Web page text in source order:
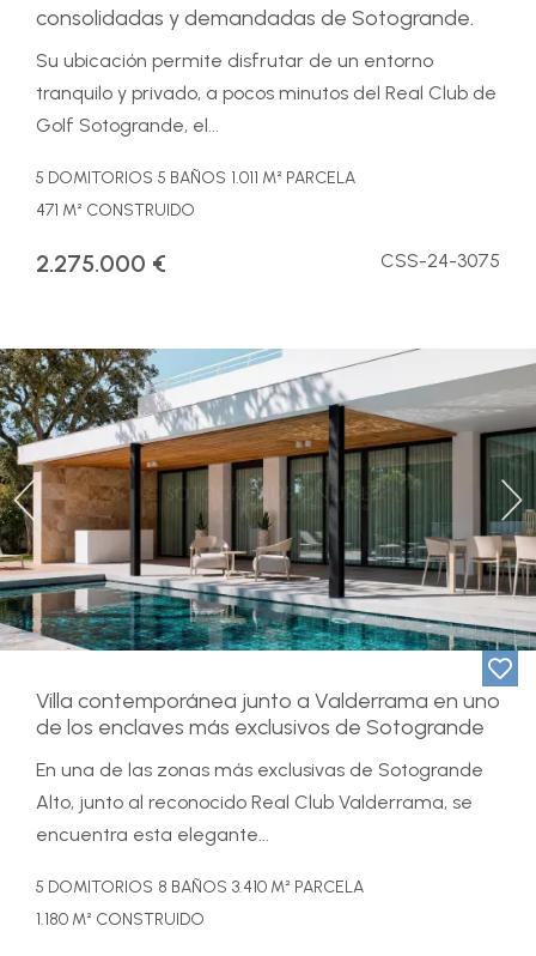
consolidadas y demandadas de Sotogrande.
Su ubicación permite disfrutar de un entorno
tranquilo y privado, a pocos minutos del Real Club de
Golf Sotogrande, el...
5 DOMITORIOS 5 BAÑOS 1.011 M² PARCELA
471 M² CONSTRUIDO
2.275.000 € CSS-24-3075
Previous
Villa contemporánea junto a Valderrama en uno
de los enclaves más exclusivos de Sotogrande
En una de las zonas más exclusivas de Sotogrande
Alto, junto al reconocido Real Club Valderrama, se
encuentra esta elegante...
5 DOMITORIOS 8 BAÑOS 3.410 M² PARCELA
1.180 M² CONSTRUIDO